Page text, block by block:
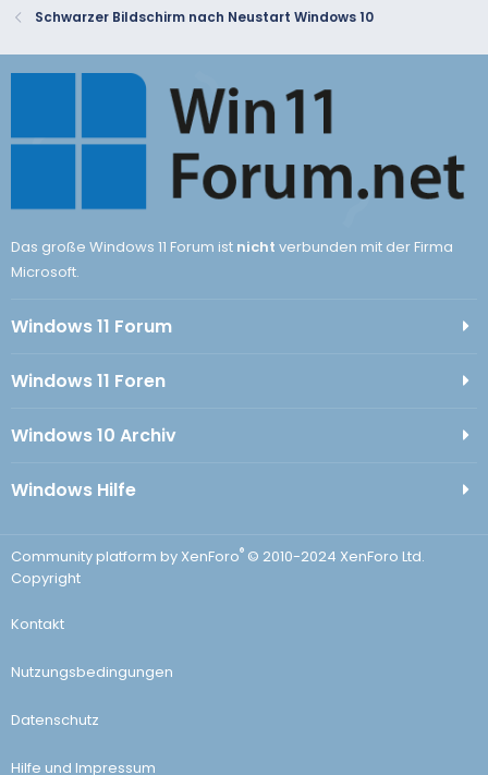
Schwarzer Bildschirm nach Neustart Windows 10
Das große Windows 11 Forum ist nicht verbunden mit der Firma
Microsoft.
Windows 11 Forum
Windows 11 Foren
Windows 10 Archiv
Windows Hilfe
Community platform by XenForo® © 2010-2024 XenForo Ltd.
Copyright
Kontakt
Nutzungsbedingungen
Datenschutz
Hilfe und Impressum